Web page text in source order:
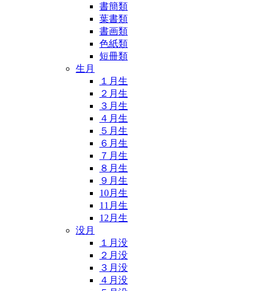
書簡類
葉書類
書画類
色紙類
短冊類
生月
１月生
２月生
３月生
４月生
５月生
６月生
７月生
８月生
９月生
10月生
11月生
12月生
没月
１月没
２月没
３月没
４月没